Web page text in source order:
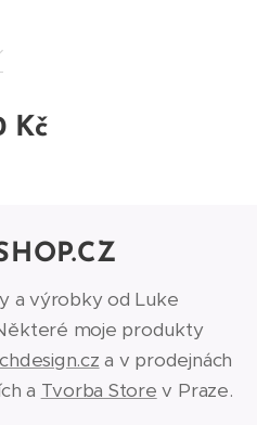
Kč
a výrobky od Luke
moje produkty
a v prodejnách
a Tvorba Store v Praze.